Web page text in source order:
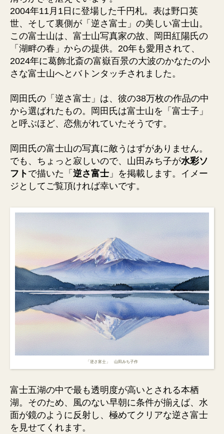
2004年11月1日に登場した千円札。表は野口英
世、そして裏側が「逆さ富士」の美しい富士山。
この富士山は、富士山写真家の故、岡田紅陽氏の
「湖畔の春」からの提供。20年も愛用されて、
2024年に葛飾北斎の富嶽百景の大波のかなたの小
さな富士山へとバトンタッチされました。
岡田氏の「逆さ富士」は、彼の38万枚の作品の中
から選ばれたもの。岡田氏は富士山を「富士子」
と呼ぶほど、恋焦がれていたそうです。
岡田氏の富士山の写真に敵うはずがありません。
でも、ちょっと寂しいので、山田みち子が水彩ソ
フト で描いた「 逆さ富士 」を掲載します。イメー
ジとしてご覧頂ければ幸いです。
「逆さ富士」 山田みち子作
富士五湖の中で最も透明度が高いとされる本栖
湖。そのため、風のない早朝に条件が揃えば、水
面が鏡のように反射し、極めてクリアな逆さ富士
を見せてくれます。